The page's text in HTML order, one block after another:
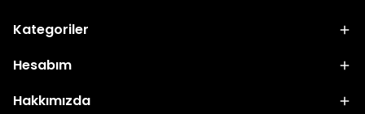
Kategoriler
Hesabım
Hakkımızda